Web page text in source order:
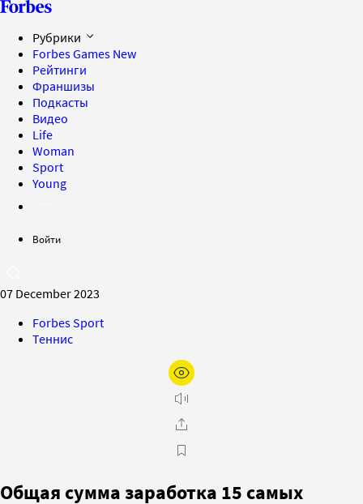
Рубрики
Forbes Games New
Рейтинги
Франшизы
Подкасты
Видео
Life
Woman
Sport
Young
Войти
07 December 2023
Forbes Sport
Теннис
Общая сумма заработка 15 самых